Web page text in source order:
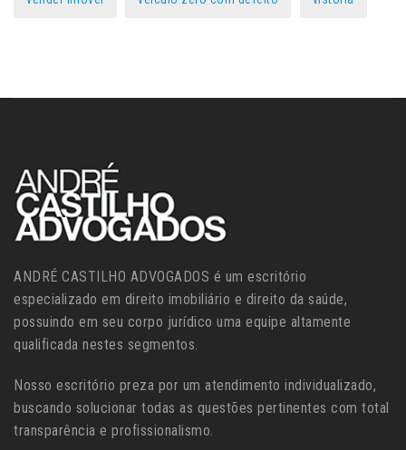
ANDRÉ CASTILHO ADVOGADOS é um escritório
especializado em direito imobiliário e direito da saúde,
possuindo em seu corpo jurídico uma equipe altamente
qualificada nestes segmentos.
Nosso escritório preza por um atendimento individualizado,
buscando solucionar todas as questões pertinentes com total
transparência e profissionalismo.